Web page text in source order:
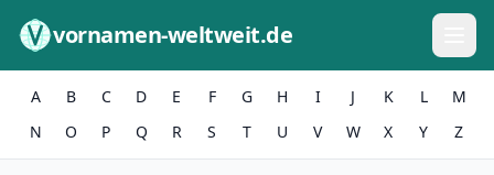
vornamen-weltweit.de
A B C D E F G H I J K L
M
N
O P Q R S T U V W X Y Z